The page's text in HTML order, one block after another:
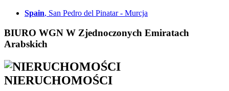
Spain, San Pedro del Pinatar - Murcja
BIURO WGN W Zjednoczonych Emiratach
Arabskich
NIERUCHOMOŚCI